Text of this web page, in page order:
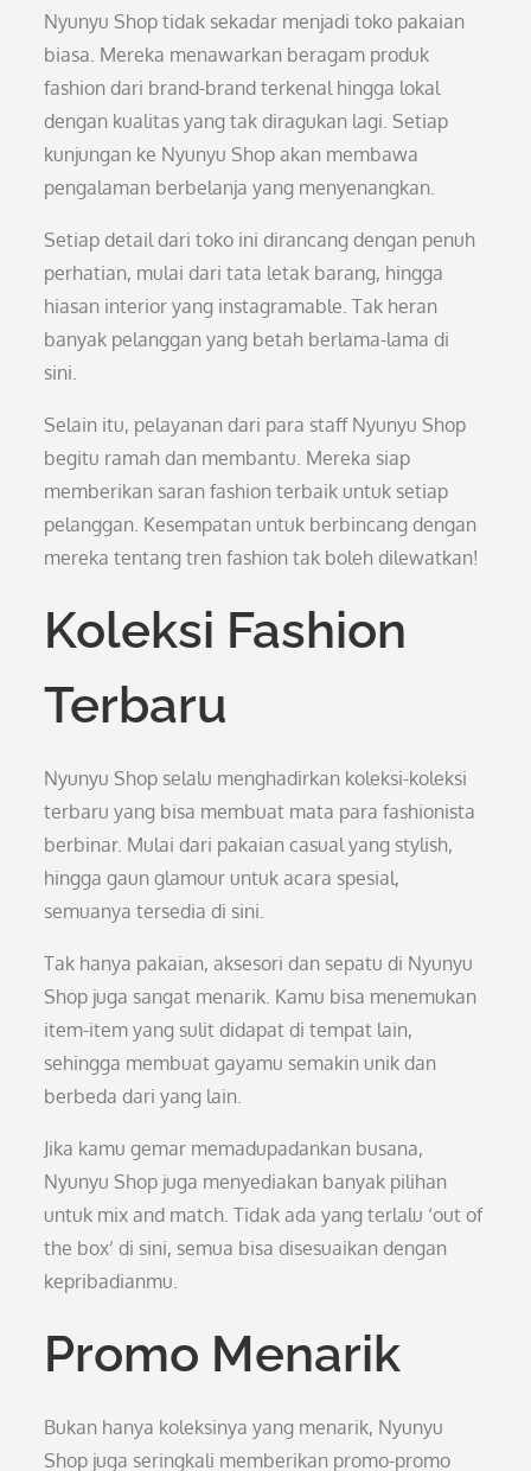
Nyunyu Shop tidak sekadar menjadi toko pakaian
biasa. Mereka menawarkan beragam produk
fashion dari brand-brand terkenal hingga lokal
dengan kualitas yang tak diragukan lagi. Setiap
kunjungan ke Nyunyu Shop akan membawa
pengalaman berbelanja yang menyenangkan.
Setiap detail dari toko ini dirancang dengan penuh
perhatian, mulai dari tata letak barang, hingga
hiasan interior yang instagramable. Tak heran
banyak pelanggan yang betah berlama-lama di
sini.
Selain itu, pelayanan dari para staff Nyunyu Shop
begitu ramah dan membantu. Mereka siap
memberikan saran fashion terbaik untuk setiap
pelanggan. Kesempatan untuk berbincang dengan
mereka tentang tren fashion tak boleh dilewatkan!
Koleksi Fashion
Terbaru
Nyunyu Shop selalu menghadirkan koleksi-koleksi
terbaru yang bisa membuat mata para fashionista
berbinar. Mulai dari pakaian casual yang stylish,
hingga gaun glamour untuk acara spesial,
semuanya tersedia di sini.
Tak hanya pakaian, aksesori dan sepatu di Nyunyu
Shop juga sangat menarik. Kamu bisa menemukan
item-item yang sulit didapat di tempat lain,
sehingga membuat gayamu semakin unik dan
berbeda dari yang lain.
Jika kamu gemar memadupadankan busana,
Nyunyu Shop juga menyediakan banyak pilihan
untuk mix and match. Tidak ada yang terlalu ‘out of
the box’ di sini, semua bisa disesuaikan dengan
kepribadianmu.
Promo Menarik
Bukan hanya koleksinya yang menarik, Nyunyu
Shop juga seringkali memberikan promo-promo